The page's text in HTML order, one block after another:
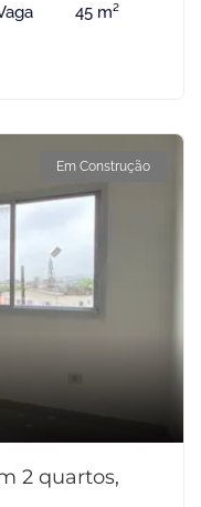
45 m²
Em Construção
2 quartos,